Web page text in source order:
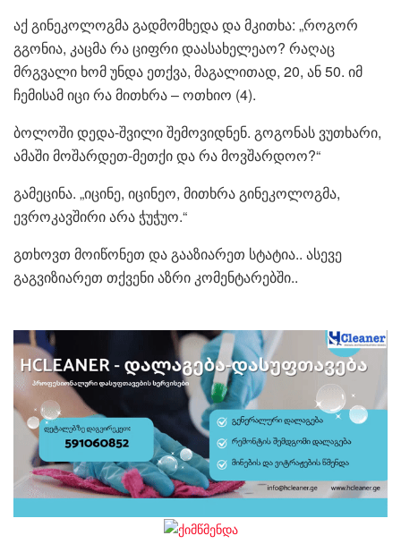
აქ გინეკოლოგმა გადმომხედა და მკითხა: „როგორ
გგონია, კაცმა რა ციფრი დაასახელეაო? რაღაც
მრგვალი ხომ უნდა ეთქვა, მაგალითად, 20, ან 50. იმ
ჩემისამ იცი რა მითხრა – ოთხიო (4).
ბოლოში დედა-შვილი შემოვიდნენ. გოგონას ვუთხარი,
ამაში მოშარდეთ-მეთქი და რა მოვშარდოო?“
გამეცინა. „იცინე, იცინეო, მითხრა გინეკოლოგმა,
ევროკავშირი არა ჭუჭუო.“
გთხოვთ მოიწონეთ და გააზიარეთ სტატია.. ასევე
გაგვიზიარეთ თქვენი აზრი კომენტარებში..